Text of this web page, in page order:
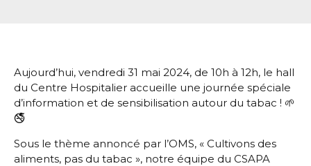
Aujourd’hui, vendredi 31 mai 2024, de 10h à 12h, le hall
du Centre Hospitalier accueille une journée spéciale
d’information et de sensibilisation autour du tabac ! 🌱
🚭
Sous le thème annoncé par l’OMS, « Cultivons des
aliments, pas du tabac », notre équipe du CSAPA